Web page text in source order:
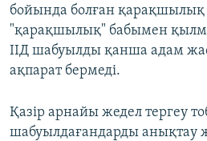
бойында болған
"қарақшылық" бабымен
ІІД шабуылды қанша адам
ақпарат бермеді.
Қазір арнайы жедел тергеу
шабуылдағандарды анықтау